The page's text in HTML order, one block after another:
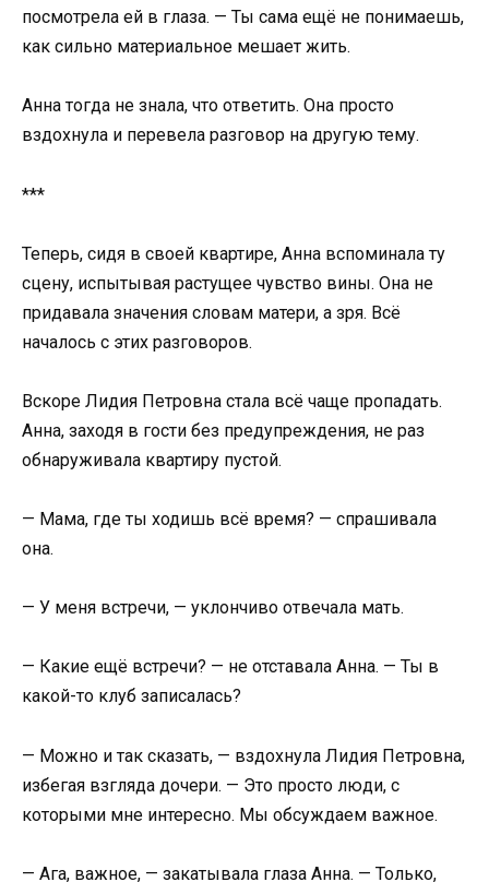
посмотрела ей в глаза. — Ты сама ещё не понимаешь,
как сильно материальное мешает жить.
Анна тогда не знала, что ответить. Она просто
вздохнула и перевела разговор на другую тему.
***
Теперь, сидя в своей квартире, Анна вспоминала ту
сцену, испытывая растущее чувство вины. Она не
придавала значения словам матери, а зря. Всё
началось с этих разговоров.
Вскоре Лидия Петровна стала всё чаще пропадать.
Анна, заходя в гости без предупреждения, не раз
обнаруживала квартиру пустой.
— Мама, где ты ходишь всё время? — спрашивала
она.
— У меня встречи, — уклончиво отвечала мать.
— Какие ещё встречи? — не отставала Анна. — Ты в
какой-то клуб записалась?
— Можно и так сказать, — вздохнула Лидия Петровна,
избегая взгляда дочери. — Это просто люди, с
которыми мне интересно. Мы обсуждаем важное.
— Ага, важное, — закатывала глаза Анна. — Только,